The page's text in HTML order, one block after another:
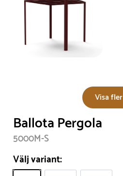
Visa fler
Ballota Pergola
5000M-S
Välj variant: